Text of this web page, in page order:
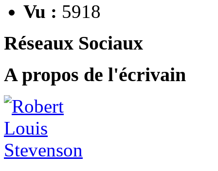
Vu : 5918
Réseaux Sociaux
A propos de l'écrivain